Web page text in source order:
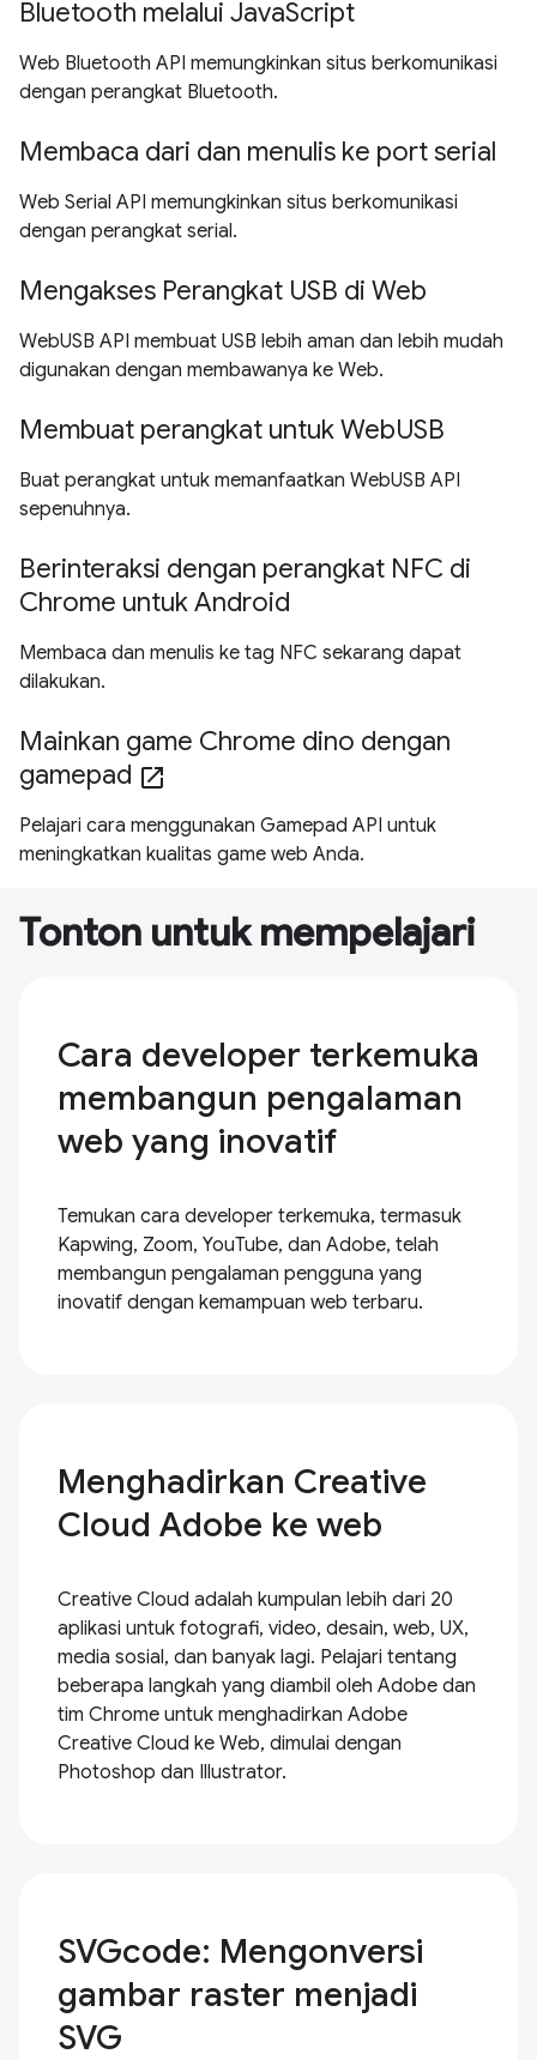
Bluetooth melalui JavaScript
Web Bluetooth API memungkinkan situs berkomunikasi
dengan perangkat Bluetooth.
Membaca dari dan menulis ke port serial
Web Serial API memungkinkan situs berkomunikasi
dengan perangkat serial.
Mengakses Perangkat USB di Web
WebUSB API membuat USB lebih aman dan lebih mudah
digunakan dengan membawanya ke Web.
Membuat perangkat untuk WebUSB
Buat perangkat untuk memanfaatkan WebUSB API
sepenuhnya.
Berinteraksi dengan perangkat NFC di
Chrome untuk Android
Membaca dan menulis ke tag NFC sekarang dapat
dilakukan.
Mainkan game Chrome dino dengan
gamepad open_in_new
Pelajari cara menggunakan Gamepad API untuk
meningkatkan kualitas game web Anda.
Tonton untuk mempelajari
Cara developer terkemuka
membangun pengalaman
web yang inovatif
Temukan cara developer terkemuka, termasuk
Kapwing, Zoom, YouTube, dan Adobe, telah
membangun pengalaman pengguna yang
inovatif dengan kemampuan web terbaru.
Menghadirkan Creative
Cloud Adobe ke web
Creative Cloud adalah kumpulan lebih dari 20
aplikasi untuk fotografi, video, desain, web, UX,
media sosial, dan banyak lagi. Pelajari tentang
beberapa langkah yang diambil oleh Adobe dan
tim Chrome untuk menghadirkan Adobe
Creative Cloud ke Web, dimulai dengan
Photoshop dan Illustrator.
SVGcode: Mengonversi
gambar raster menjadi
SVG